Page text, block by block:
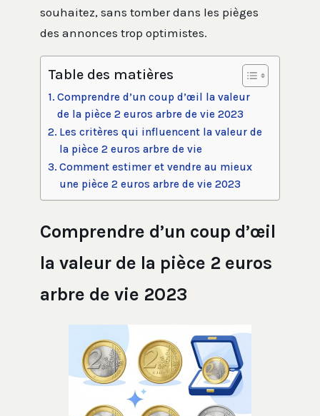
souhaitez, sans tomber dans les pièges
des annonces trop optimistes.
Table des matières
Comprendre d’un coup d’œil la valeur
de la pièce 2 euros arbre de vie 2023
Les critères qui influencent la valeur de
la pièce 2 euros arbre de vie
Comment estimer et vendre au mieux
une pièce 2 euros arbre de vie 2023
Comprendre d’un coup d’œil
la valeur de la pièce 2 euros
arbre de vie 2023